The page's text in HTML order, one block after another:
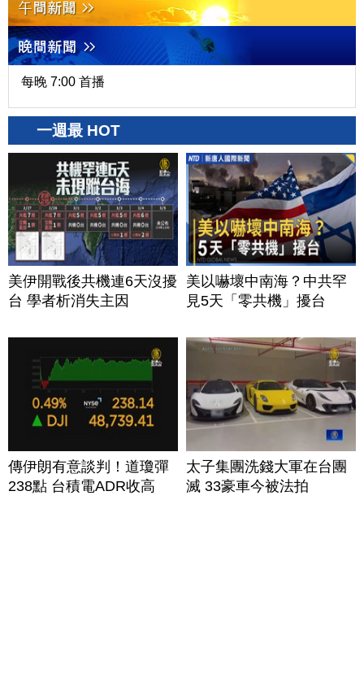
每晚 7:00 首播
一週最 HOT
美伊開戰後共機連6天沒擾
台 學者析消失主因
美以嚇壞中南海？中共罕
見5天「零共機」擾台
傳伊朗有意談判！道瓊彈
238點 台積電ADR收高
太子集團洗錢大軍在台團
滅 33豪車今被法拍